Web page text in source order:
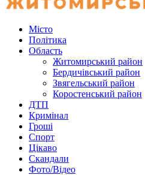
Місто
Політика
Область
Житомирський район
Бердичівський район
Звягельський район
Коростенський район
ДТП
Кримінал
Гроші
Спорт
Цікаво
Скандали
Фото/Відео